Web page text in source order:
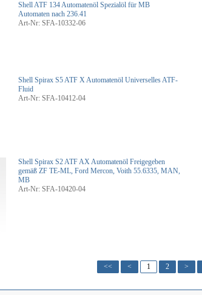
Shell ATF 134 Automatenöl Spezialöl für MB
Automaten nach 236.41
Art-Nr: SFA-10332-06
Shell Spirax S5 ATF X Automatenöl Universelles ATF-
Fluid
Art-Nr: SFA-10412-04
Shell Spirax S2 ATF AX Automatenöl Freigegeben
gemäß ZF TE-ML, Ford Mercon, Voith 55.6335, MAN,
MB
Art-Nr: SFA-10420-04
<< < 1 2 >